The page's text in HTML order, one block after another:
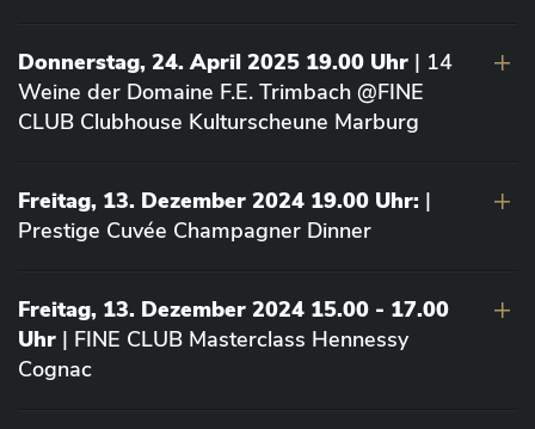
Donnerstag, 24. April 2025 19.00 Uhr | 14
Weine der Domaine F.E. Trimbach @FINE
CLUB Clubhouse Kulturscheune Marburg
Freitag, 13. Dezember 2024 19.00 Uhr: |
Prestige Cuvée Champagner Dinner
Freitag, 13. Dezember 2024 15.00 - 17.00
Uhr | FINE CLUB Masterclass Hennessy
Cognac